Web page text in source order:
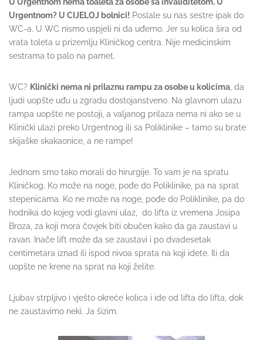
Urgentnom? U CIJELOJ bolnici! Poslale su nas sestre ipak do
WC-a. U WC nismo uspjeli ni da uđemo. Jer su kolica šira od
vrata toleta u prizemlju Kliničkog centra. Nije medicinskim
sestrama to palo na pamet.
WC? Klinički nema ni prilaznu rampu za osobe u kolicima , da
ljudi uopšte uđu u zgradu dostojanstveno. Na glavnom ulazu
rampa uopšte ne postoji, a valjanog prilaza nema ni ako se u
Klinički ulazi preko Urgentnog ili sa Poliklinike – tamo su brate
skijaške skakaonice, a ne rampe!
Jednom smo tako morali do hirurgije. To vam je na spratu
Kliničkog. Ko može na noge, pođe do Poliklinike, pa na sprat
stepenicama. Ko ne može na noge, pođe do Poliklinike, pa do
hodnika do kojeg vodi glavni ulaz, do lifta iz vremena Josipa
Broza, za koji mora čovjek biti obučen kako da ga zaustavi u
ravan. Inače lift može da se zaustavi i po dvadesetak
centimetara iznad ili ispod nivoa sprata na koji idete. Ili da
uopšte ne krene na sprat na koji želite.
Ljubav strpljivo i vješto okreće kolica i ide od lifta do lifta, dok
ne zaustavimo neki. Ja šizim.